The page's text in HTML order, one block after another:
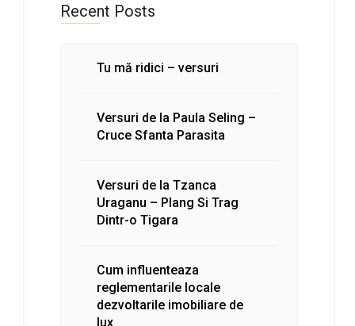
Recent Posts
Tu mă ridici – versuri
Versuri de la Paula Seling –
Cruce Sfanta Parasita
Versuri de la Tzanca
Uraganu – Plang Si Trag
Dintr-o Tigara
Cum influenteaza
reglementarile locale
dezvoltarile imobiliare de
lux